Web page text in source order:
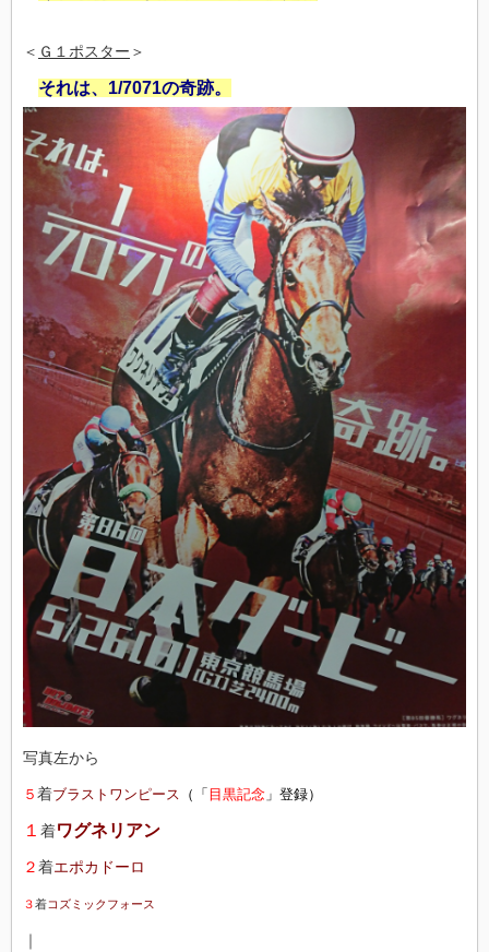
＜ Ｇ１ポスター ＞
それは、1/7071の奇跡。
写真左から
５ 着ブラストワンピース （「 目黒記念 」登録）
１ 着ワグネリアン
２着エポカドーロ
３着コズミックフォース
｜